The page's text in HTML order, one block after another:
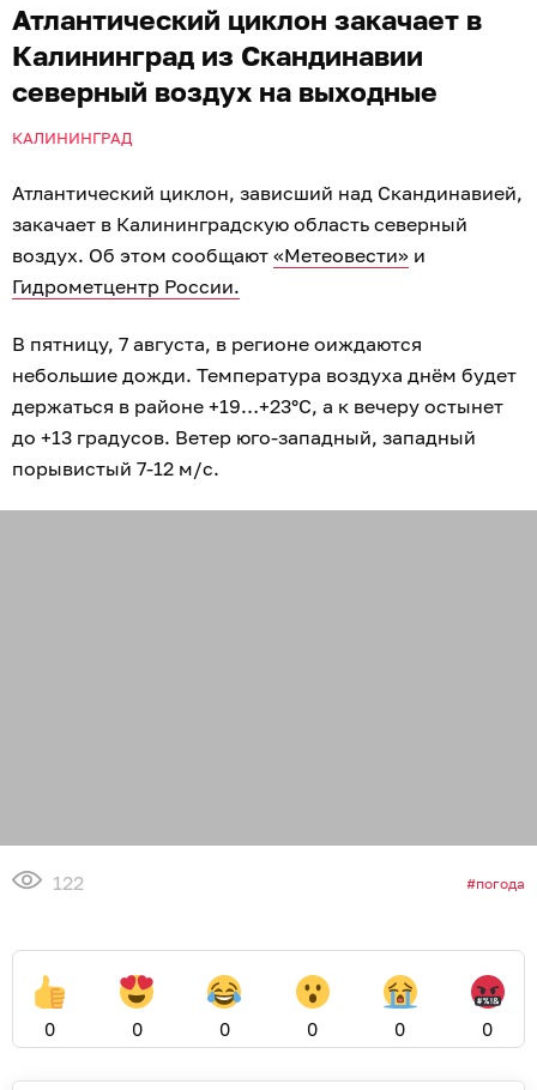
Атлантический циклон закачает в
Калининград из Скандинавии
северный воздух на выходные
КАЛИНИНГРАД
Атлантический циклон, зависший над Скандинавией,
закачает в Калининградскую область северный
воздух. Об этом сообщают «Метеовести» и
Гидрометцентр России.
В пятницу, 7 августа, в регионе оиждаются
небольшие дожди. Температура воздуха днём будет
держаться в районе +19…+23°C, а к вечеру остынет
до +13 градусов. Ветер юго-западный, западный
порывистый 7-12 м/с.
122 погода
0 0 0 0 0 0